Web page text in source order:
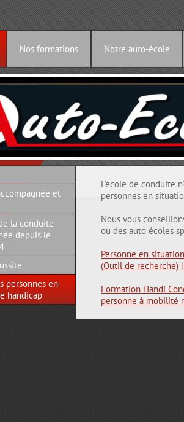
Nos formations Notre auto-école
et
la conduite
depuis le
personnes en
handicap
L'école de conduite
personnes en
Nous vous
ou des auto écoles
Personne en
(Outil de recherche)
Formation Handi
personne à mobilité